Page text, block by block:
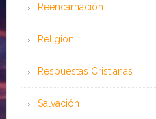
Reencarnación
Religión
Respuestas Cristianas
Salvación